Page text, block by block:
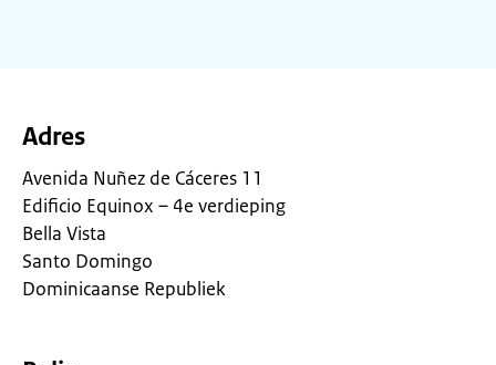
Adres
Avenida Nuñez de Cáceres 11
Edificio Equinox – 4e verdieping
Bella Vista
Santo Domingo
Dominicaanse Republiek